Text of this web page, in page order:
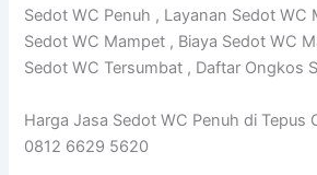
Sedot WC Penuh , Layanan Sedot WC
Sedot WC Mampet , Biaya Sedot WC
Sedot WC Tersumbat , Daftar Ongkos
Harga Jasa Sedot WC Penuh di Tepus
0812 6629 5620